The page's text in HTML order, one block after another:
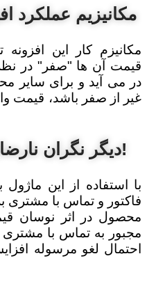
مکانیزیم عملکرد
مکانیزم کار این
قیمت آن ها "صفر" در
در می آید و برای سایر
غیر از صفر باشد، قیمت
دیگر نگران نارضایتی مشتریان نباشید!
با استفاده از این ماژول
فاکتور و تماس با مشتری
محصول در اثر نوسان
مجبور به تماس با
احتمال لغو مرسوله